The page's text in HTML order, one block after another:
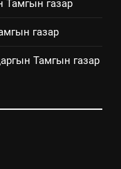
мөрдөж
Тамгын газар
газар
Тамгын газар